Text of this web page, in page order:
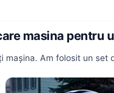
masina pentru
mașina. Am folosit un set